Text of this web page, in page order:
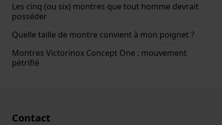
Les cinq (ou six) montres que tout homme devrait
posséder
Quelle taille de montre convient à mon poignet ?
Montres Victorinox Concept One : mouvement
pétrifié
Contact